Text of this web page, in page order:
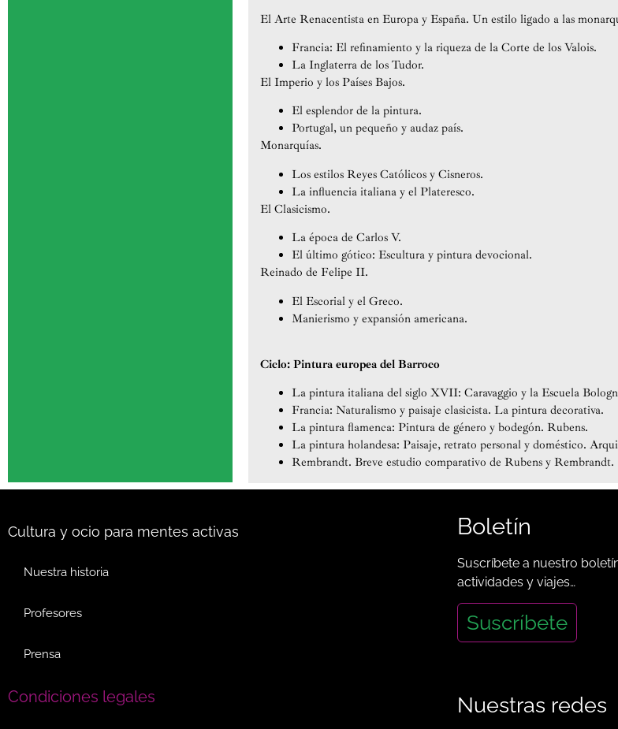
El Arte Renacentista en Europa y España. Un estilo ligado a las
Francia: El refinamiento y la riqueza de la Corte de los Valois.
La Inglaterra de los Tudor.
El Imperio y los Países Bajos.
El esplendor de la pintura.
Portugal, un pequeño y audaz país.
Monarquías.
Los estilos Reyes Católicos y Cisneros.
La influencia italiana y el Plateresco.
El Clasicismo.
La época de Carlos V.
El último gótico: Escultura y pintura devocional.
Reinado de Felipe II.
El Escorial y el Greco.
Manierismo y expansión americana.
Ciclo: Pintura europea del Barroco
La pintura italiana del siglo XVII: Caravaggio y la Escuela
Francia: Naturalismo y paisaje clasicista. La pintura decorativa.
La pintura flamenca: Pintura de género y bodegón. Rubens.
La pintura holandesa: Paisaje, retrato personal y doméstico.
Rembrandt. Breve estudio comparativo de Rubens y Rembrandt.
Cultura y ocio para mentes activas
Nuestra historia
Profesores
Prensa
Condiciones legales
Boletín
Suscríbete a nuestro
actividades y viajes…
Suscríbete
Nuestras redes